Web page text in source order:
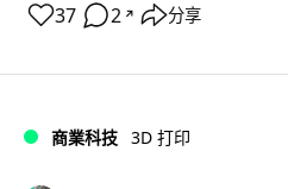
37 2 ↗ 分享
商業科技 3D 打印